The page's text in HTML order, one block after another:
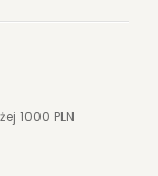
1000 PLN